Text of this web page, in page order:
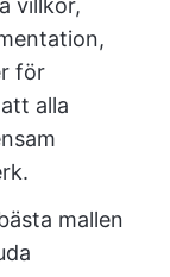
villkor,
för
alla
mallen